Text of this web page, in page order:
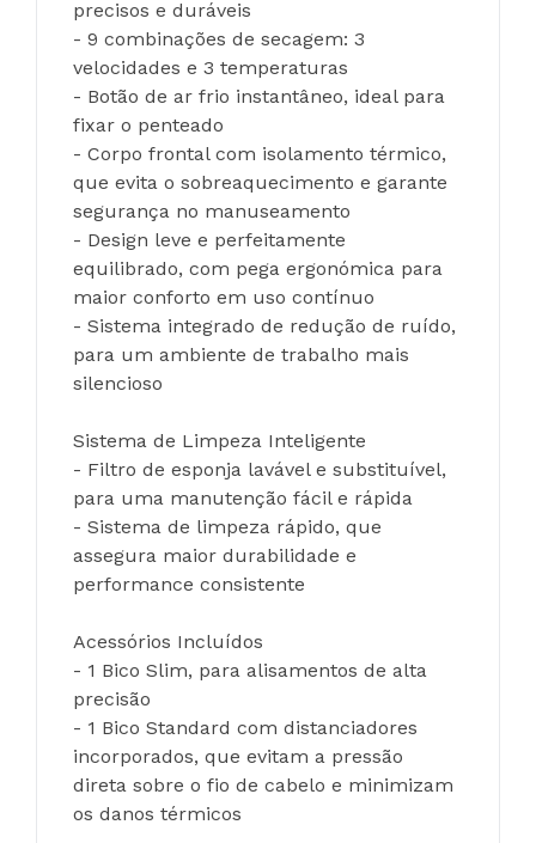
precisos e duráveis
- 9 combinações de secagem: 3
velocidades e 3 temperaturas
- Botão de ar frio instantâneo, ideal para
fixar o penteado
- Corpo frontal com isolamento térmico,
que evita o sobreaquecimento e garante
segurança no manuseamento
- Design leve e perfeitamente
equilibrado, com pega ergonómica para
maior conforto em uso contínuo
- Sistema integrado de redução de ruído,
para um ambiente de trabalho mais
silencioso
Sistema de Limpeza Inteligente
- Filtro de esponja lavável e substituível,
para uma manutenção fácil e rápida
- Sistema de limpeza rápido, que
assegura maior durabilidade e
performance consistente
Acessórios Incluídos
- 1 Bico Slim, para alisamentos de alta
precisão
- 1 Bico Standard com distanciadores
incorporados, que evitam a pressão
direta sobre o fio de cabelo e minimizam
os danos térmicos